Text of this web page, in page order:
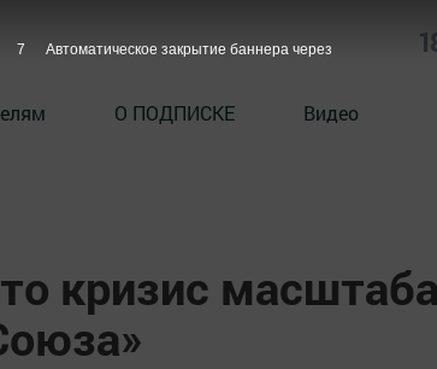
О ПОДПИСКЕ Видео
кризис
6 Автоматическое закрытие баннера через